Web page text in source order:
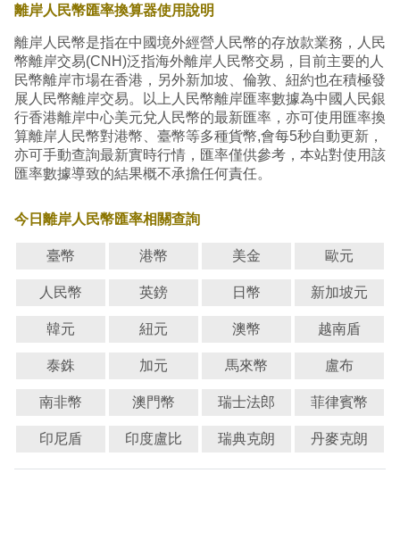
離岸人民幣匯率換算器使用說明
離岸人民幣是指在中國境外經營人民幣的存放款業務，人民
幣離岸交易(CNH)泛指海外離岸人民幣交易，目前主要的人
民幣離岸市場在香港，另外新加坡、倫敦、紐約也在積極發
展人民幣離岸交易。以上人民幣離岸匯率數據為中國人民銀
行香港離岸中心美元兌人民幣的最新匯率，亦可使用匯率換
算離岸人民幣對港幣、臺幣等多種貨幣,會每5秒自動更新，
亦可手動查詢最新實時行情，匯率僅供參考，本站對使用該
匯率數據導致的結果概不承擔任何責任。
今日離岸人民幣匯率相關查詢
臺幣 港幣 美金 歐元
人民幣 英鎊 日幣 新加坡元
韓元 紐元 澳幣 越南盾
泰銖 加元 馬來幣 盧布
南非幣 澳門幣 瑞士法郎 菲律賓幣
印尼盾 印度盧比 瑞典克朗 丹麥克朗